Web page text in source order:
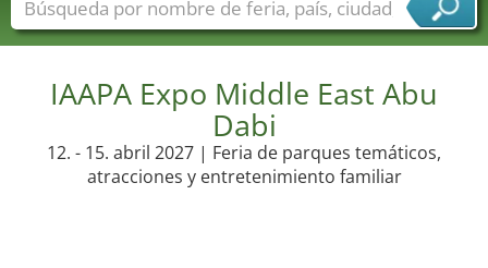
IAAPA Expo Middle East Abu
Dabi
12. - 15. abril 2027 | Feria de parques temáticos,
atracciones y entretenimiento familiar
Nombres de ferias Países
Ciudades
Sectores de proveedor de servicios